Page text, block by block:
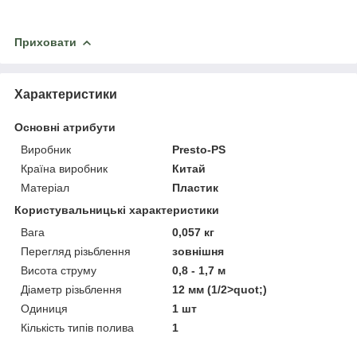
Приховати
Характеристики
Основні атрибути
Виробник
Presto-PS
Країна виробник
Китай
Матеріал
Пластик
Користувальницькі характеристики
Вага
0,057 кг
Перегляд різьблення
зовнішня
Висота струму
0,8 - 1,7 м
Діаметр різьблення
12 мм (1/2>quot;)
Одиниця
1 шт
Кількість типів полива
1